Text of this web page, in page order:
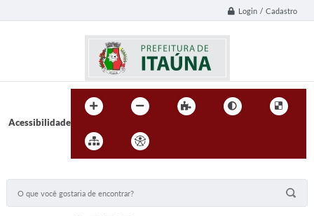
Login / Cadastro
Acessibilidade